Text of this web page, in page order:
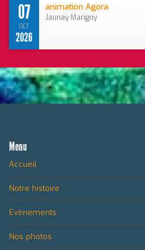
07
OCT
2026
animation Agora
Jaunay Marigny
Menu
Accueil
Notre histoire
Evènements
Nos photos